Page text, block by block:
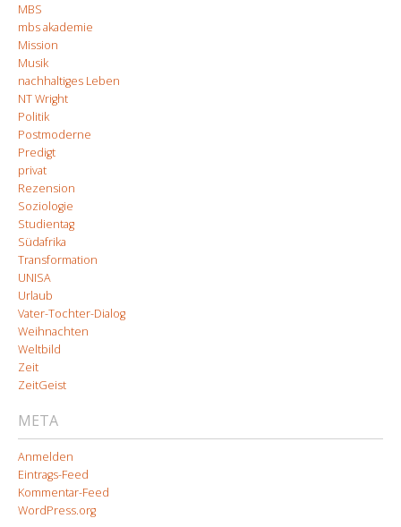
MBS
mbs akademie
Mission
Musik
nachhaltiges Leben
NT Wright
Politik
Postmoderne
Predigt
privat
Rezension
Soziologie
Studientag
Südafrika
Transformation
UNISA
Urlaub
Vater-Tochter-Dialog
Weihnachten
Weltbild
Zeit
ZeitGeist
META
Anmelden
Eintrags-Feed
Kommentar-Feed
WordPress.org